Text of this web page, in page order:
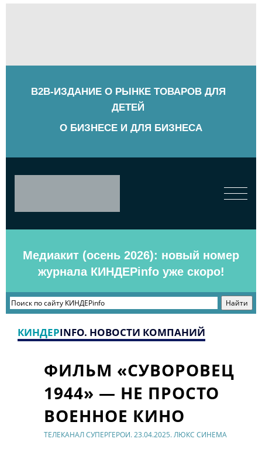
B2B-ИЗДАНИЕ О РЫНКЕ ТОВАРОВ ДЛЯ
ДЕТЕЙ
О БИЗНЕСЕ И ДЛЯ БИЗНЕСА
Медиакит (осень 2026): новый номер
журнала КИНДЕРinfo уже скоро!
КИНДЕРINFO. НОВОСТИ КОМПАНИЙ
ФИЛЬМ «СУВОРОВЕЦ
1944» — НЕ ПРОСТО
ВОЕННОЕ КИНО
ТЕЛЕКАНАЛ СУПЕРГЕРОИ. 23.04.2025. ЛЮКС СИНЕМА